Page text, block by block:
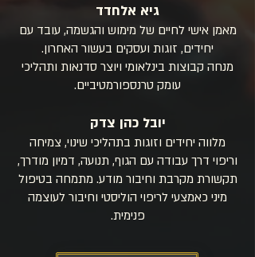
גיא אלחדד
מאמן אישי לחיים של מימוש והגשמה, עובד עם
יחידים, זוגות ועסקים בעשור האחרון.
מנחה קבוצות בינלאומי ויוצר סדנאות ותהליכי
עומק טרנספורמטיביים.
יובל כהן צדק
מלווה יחידים וזוגות בתהליכי שינוי, צמיחה
וריפוי דרך עבודה עם הגוף, תנועה, דמיון מודרך,
תקשורת מקרבת וחיבור מודע. מתמחה בטיפול
מיני כאמצעי לריפוי הוליסטי וחיבור לעוצמה
פנימית.